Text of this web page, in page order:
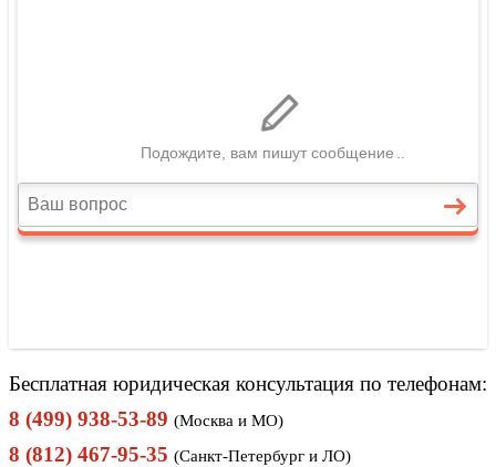
Бесплатная юридическая консультация по телефонам:
8 (499) 938-53-89 (Москва и МО)
8 (812) 467-95-35 (Санкт-Петербург и ЛО)